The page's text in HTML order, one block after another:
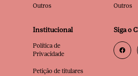
Outros Outros
Institucional
Política de
Privacidade
Petição de titulares
Siga o